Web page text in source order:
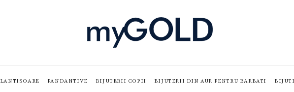
LANTISOARE PANDANTIVE BIJUTERII COPII BIJUTERII DIN AUR PENTRU BARBATI